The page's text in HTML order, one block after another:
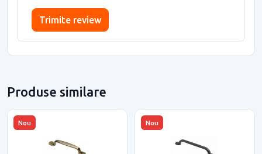
Trimite review
Produse similare
Nou Nou